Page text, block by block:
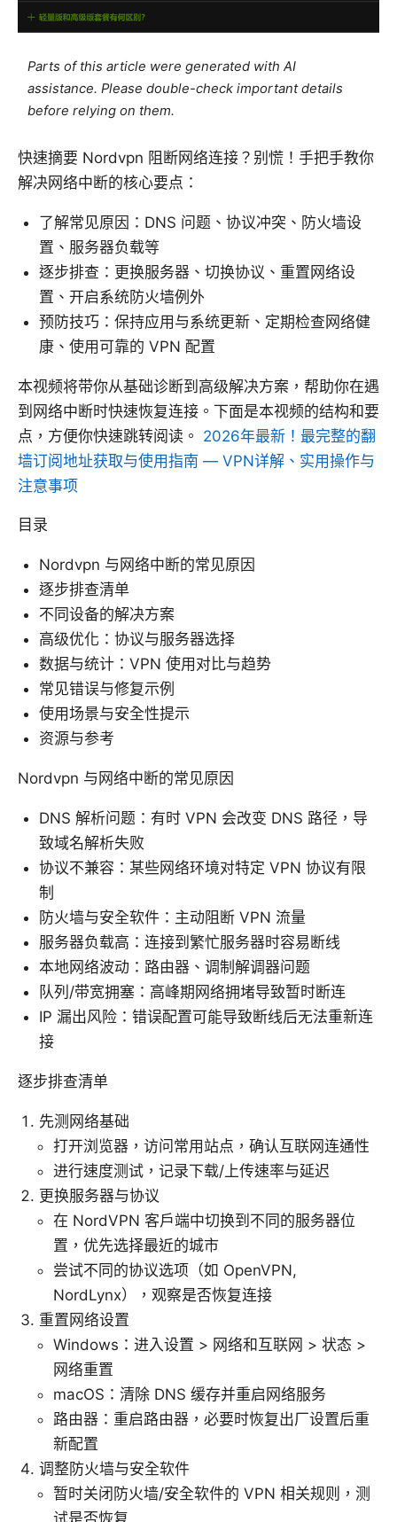
Parts of this article were generated with AI
assistance. Please double-check important details
before relying on them.
快速摘要 Nordvpn 阻断网络连接？别慌！手把手教你
解决网络中断的核心要点：
了解常见原因：DNS 问题、协议冲突、防火墙设
置、服务器负载等
逐步排查：更换服务器、切换协议、重置网络设
置、开启系统防火墙例外
预防技巧：保持应用与系统更新、定期检查网络健
康、使用可靠的 VPN 配置
本视频将带你从基础诊断到高级解决方案，帮助你在遇
到网络中断时快速恢复连接。下面是本视频的结构和要
点，方便你快速跳转阅读。 2026年最新！最完整的翻
墙订阅地址获取与使用指南 — VPN详解、实用操作与
注意事项
目录
Nordvpn 与网络中断的常见原因
逐步排查清单
不同设备的解决方案
高级优化：协议与服务器选择
数据与统计：VPN 使用对比与趋势
常见错误与修复示例
使用场景与安全性提示
资源与参考
Nordvpn 与网络中断的常见原因
DNS 解析问题：有时 VPN 会改变 DNS 路径，导
致域名解析失败
协议不兼容：某些网络环境对特定 VPN 协议有限
制
防火墙与安全软件：主动阻断 VPN 流量
服务器负载高：连接到繁忙服务器时容易断线
本地网络波动：路由器、调制解调器问题
队列/带宽拥塞：高峰期网络拥堵导致暂时断连
IP 漏出风险：错误配置可能导致断线后无法重新连
接
逐步排查清单
先测网络基础
打开浏览器，访问常用站点，确认互联网连通性
进行速度测试，记录下载/上传速率与延迟
更换服务器与协议
在 NordVPN 客户端中切换到不同的服务器位
置，优先选择最近的城市
尝试不同的协议选项（如 OpenVPN,
NordLynx），观察是否恢复连接
重置网络设置
Windows：进入设置 > 网络和互联网 > 状态 >
网络重置
macOS：清除 DNS 缓存并重启网络服务
路由器：重启路由器，必要时恢复出厂设置后重
新配置
调整防火墙与安全软件
暂时关闭防火墙/安全软件的 VPN 相关规则，测